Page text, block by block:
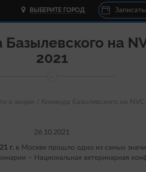
ВЫБЕРИТЕ ГОРОД
на
2021
и акции / Команда Базылевского на
26.10.2021
г. в Москве прошло одно из самых
– Национальная ветеринарная